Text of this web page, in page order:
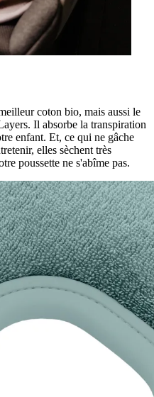
coton bio, mais aussi le
Il absorbe la transpiration
enfant. Et, ce qui ne gâche
elles sèchent très
poussette ne s'abîme pas.